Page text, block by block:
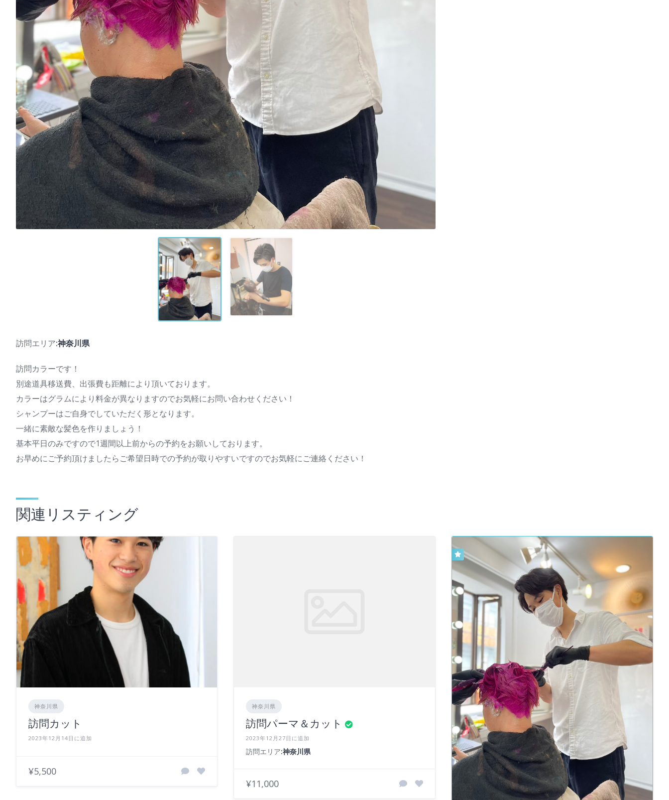
訪問エリア:神奈川県
訪問カラーです！
別途道具移送費、出張費も距離により頂いております。
カラーはグラムにより料金が異なりますのでお気軽にお問い合わせください！
シャンプーはご自身でしていただく形となります。
一緒に素敵な髪色を作りましょう！
基本平日のみですので1週間以上前からの予約をお願いしております。
お早めにご予約頂けましたらご希望日時での予約が取りやすいですのでお気軽にご連絡ください！
関連リスティング
神奈川県
訪問カット
2023年12月14日に追加
¥5,500
神奈川県
訪問パーマ＆カット
2023年12月27日に追加
訪問エリア:神奈川県
¥11,000